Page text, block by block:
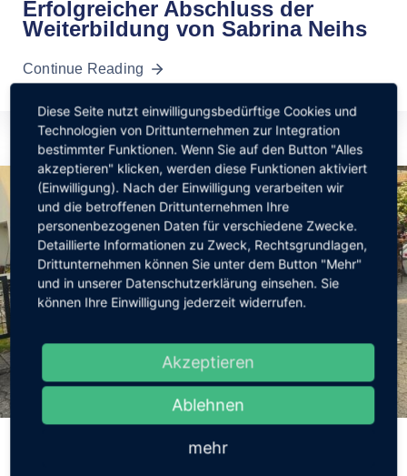
Erfolgreicher Abschluss der
Weiterbildung von Sabrina Neihs
Continue Reading
13. Juli 2026
Floriansfest der Freiwilligen
Feuerwehr Gönnersdorf
Diese Seite nutzt einwilligungsbedürftige Cookies und
Technologien von Drittunternehmen zur Integration
bestimmter Funktionen. Wenn Sie auf den Button "Alles
akzeptieren" klicken, werden diese Funktionen aktiviert
(Einwilligung). Nach der Einwilligung verarbeiten wir
und die betroffenen Drittunternehmen Ihre
personenbezogenen Daten für verschiedene Zwecke.
Detaillierte Informationen zu Zweck, Rechtsgrundlagen,
Drittunternehmen können Sie unter dem Button "Mehr"
und in unserer Datenschutzerklärung einsehen. Sie
können Ihre Einwilligung jederzeit widerrufen.
Akzeptieren
Ablehnen
mehr